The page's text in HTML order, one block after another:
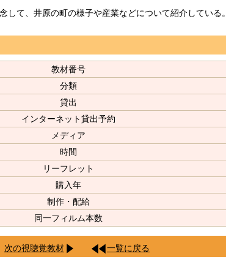
して、井原の町の様子や産業などについて紹介している。
教材番号
分類
貸出
インターネット貸出予約
メディア
時間
リーフレット
購入年
制作・配給
同一フィルム本数
次の視聴覚教材 一覧に戻る